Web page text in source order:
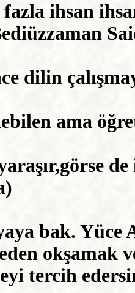
ihsan
dilin
ama
bak.
okşamak
tercih